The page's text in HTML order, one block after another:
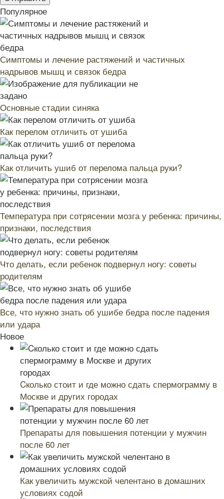
Популярное
Симптомы и лечение растяжений и частичных
надрывов мышц и связок бедра
Основные стадии синяка
Как перелом отличить от ушиба
Как отличить ушиб от перелома пальца руки?
Температура при сотрясении мозга у ребенка: причины,
признаки, последствия
Что делать, если ребенок подвернул ногу: советы
родителям
Все, что нужно знать об ушибе бедра после падения
или удара
Новое
Cколько стоит и где можно сдать спермограмму в
Москве и других городах
Препараты для повышения потенции у мужчин
после 60 лет
Как увеличить мужской челентано в домашних
условиях содой